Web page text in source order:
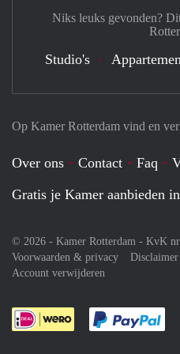
Op Kamer Rotterdam vind en
Over ons Contact Faq
Gratis je Kamer aanbieden
© 2026 - Kamer Rotterdam - KvK
Voorwaarden & privacy
Disclaimer
Account verwijderen
Niks leuks gevonden?
Studio's